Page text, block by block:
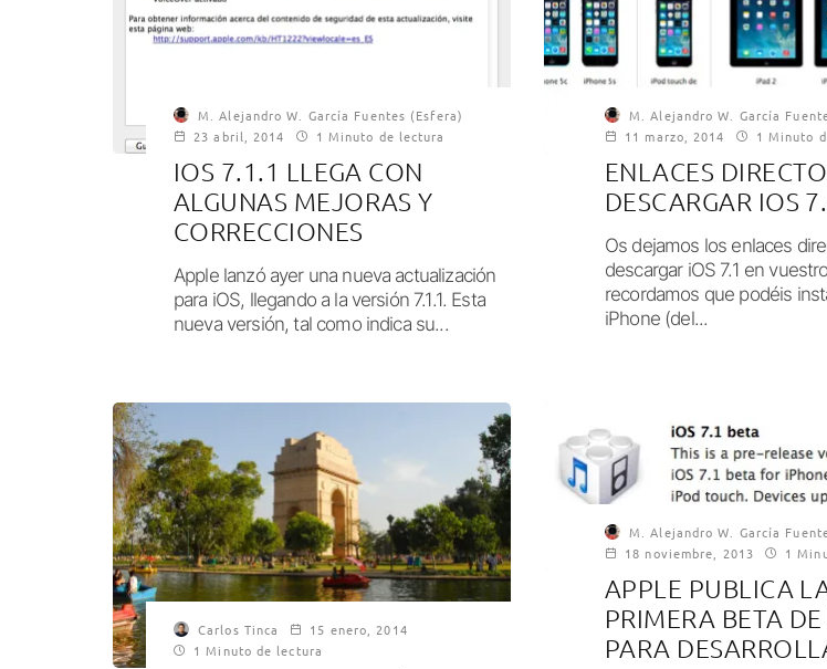
M. Alejandro W. García Fuentes (Esfera)
23 abril, 2014
1 Minuto de lectura
IOS 7.1.1 LLEGA CON
ALGUNAS MEJORAS Y
CORRECCIONES
Apple lanzó ayer una nueva actualización
para iOS, llegando a la versión 7.1.1. Esta
nueva versión, tal como indica su...
M. Alejandro W. García
11 marzo, 2014
1 Minuto
ENLACES
DESCARGAR IOS
Os dejamos los enlaces
descargar iOS 7.1 en
recordamos que podéis
iPhone (del...
Carlos Tinca
15 enero, 2014
1 Minuto de lectura
M. Alejandro W. García
18 noviembre, 2013
1
APPLE PUBLICA
PRIMERA BETA
PARA